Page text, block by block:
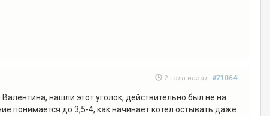
2 года назад #71064
нашли этот уголок, действительно был не на
понимается до 3,5-4, как начинает котел остывать даже